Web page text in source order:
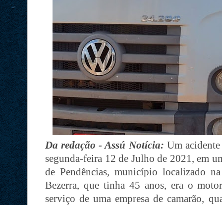
Da redação - Assú Notícia: Um
segunda-feira 12 de Julho de 2021, em
de Pendências, município localizado
Bezerra, que tinha 45 anos, era o
serviço de uma empresa de camarão,